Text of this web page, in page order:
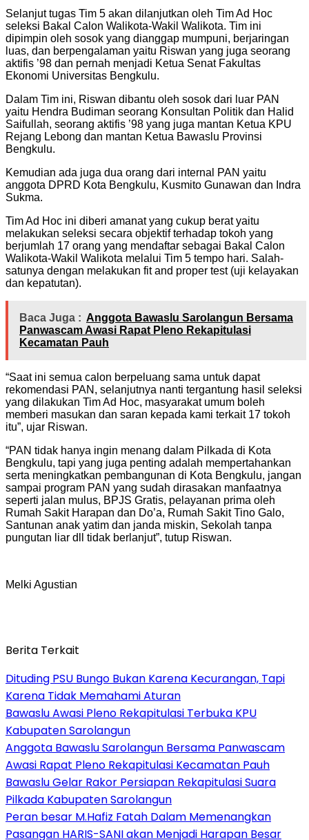
Selanjut tugas Tim 5 akan dilanjutkan oleh Tim Ad Hoc
seleksi Bakal Calon Walikota-Wakil Walikota. Tim ini
dipimpin oleh sosok yang dianggap mumpuni, berjaringan
luas, dan berpengalaman yaitu Riswan yang juga seorang
aktifis ’98 dan pernah menjadi Ketua Senat Fakultas
Ekonomi Universitas Bengkulu.
Dalam Tim ini, Riswan dibantu oleh sosok dari luar PAN
yaitu Hendra Budiman seorang Konsultan Politik dan Halid
Saifullah, seorang aktifis ’98 yang juga mantan Ketua KPU
Rejang Lebong dan mantan Ketua Bawaslu Provinsi
Bengkulu.
Kemudian ada juga dua orang dari internal PAN yaitu
anggota DPRD Kota Bengkulu, Kusmito Gunawan dan Indra
Sukma.
Tim Ad Hoc ini diberi amanat yang cukup berat yaitu
melakukan seleksi secara objektif terhadap tokoh yang
berjumlah 17 orang yang mendaftar sebagai Bakal Calon
Walikota-Wakil Walikota melalui Tim 5 tempo hari. Salah-
satunya dengan melakukan fit and proper test (uji kelayakan
dan kepatutan).
Baca Juga : Anggota Bawaslu Sarolangun Bersama
Panwascam Awasi Rapat Pleno Rekapitulasi
Kecamatan Pauh
“Saat ini semua calon berpeluang sama untuk dapat
rekomendasi PAN, selanjutnya nanti tergantung hasil seleksi
yang dilakukan Tim Ad Hoc, masyarakat umum boleh
memberi masukan dan saran kepada kami terkait 17 tokoh
itu”, ujar Riswan.
“PAN tidak hanya ingin menang dalam Pilkada di Kota
Bengkulu, tapi yang juga penting adalah mempertahankan
serta meningkatkan pembangunan di Kota Bengkulu, jangan
sampai program PAN yang sudah dirasakan manfaatnya
seperti jalan mulus, BPJS Gratis, pelayanan prima oleh
Rumah Sakit Harapan dan Do’a, Rumah Sakit Tino Galo,
Santunan anak yatim dan janda miskin, Sekolah tanpa
pungutan liar dll tidak berlanjut”, tutup Riswan.
Melki Agustian
Berita Terkait
Dituding PSU Bungo Bukan Karena Kecurangan, Tapi
Karena Tidak Memahami Aturan
Bawaslu Awasi Pleno Rekapitulasi Terbuka KPU
Kabupaten Sarolangun
Anggota Bawaslu Sarolangun Bersama Panwascam
Awasi Rapat Pleno Rekapitulasi Kecamatan Pauh
Bawaslu Gelar Rakor Persiapan Rekapitulasi Suara
Pilkada Kabupaten Sarolangun
Peran besar M.Hafiz Fatah Dalam Memenangkan
Pasangan HARIS-SANI akan Menjadi Harapan Besar